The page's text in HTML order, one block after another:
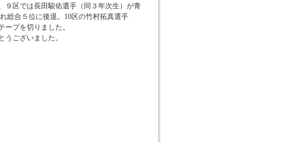
９区では長田駿佑選手（同３年次生）が青
総合５位に後退。10区の竹村拓真選手
ープを切りました。
ございました。